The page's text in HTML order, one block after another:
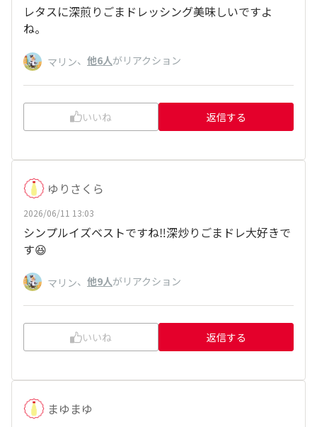
レタスに深煎りごまドレッシング美味しいですよ
ね。
マリン、 他6人がリアクション
いいね 返信する
ゆりさくら
2026/06/11 13:03
シンプルイズベストですね‼️深炒りごまドレ大好きで
す😆
マリン、 他9人がリアクション
いいね 返信する
まゆまゆ